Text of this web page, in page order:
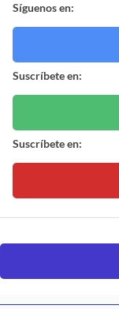
Síguenos en:
Suscríbete en:
Suscríbete en: